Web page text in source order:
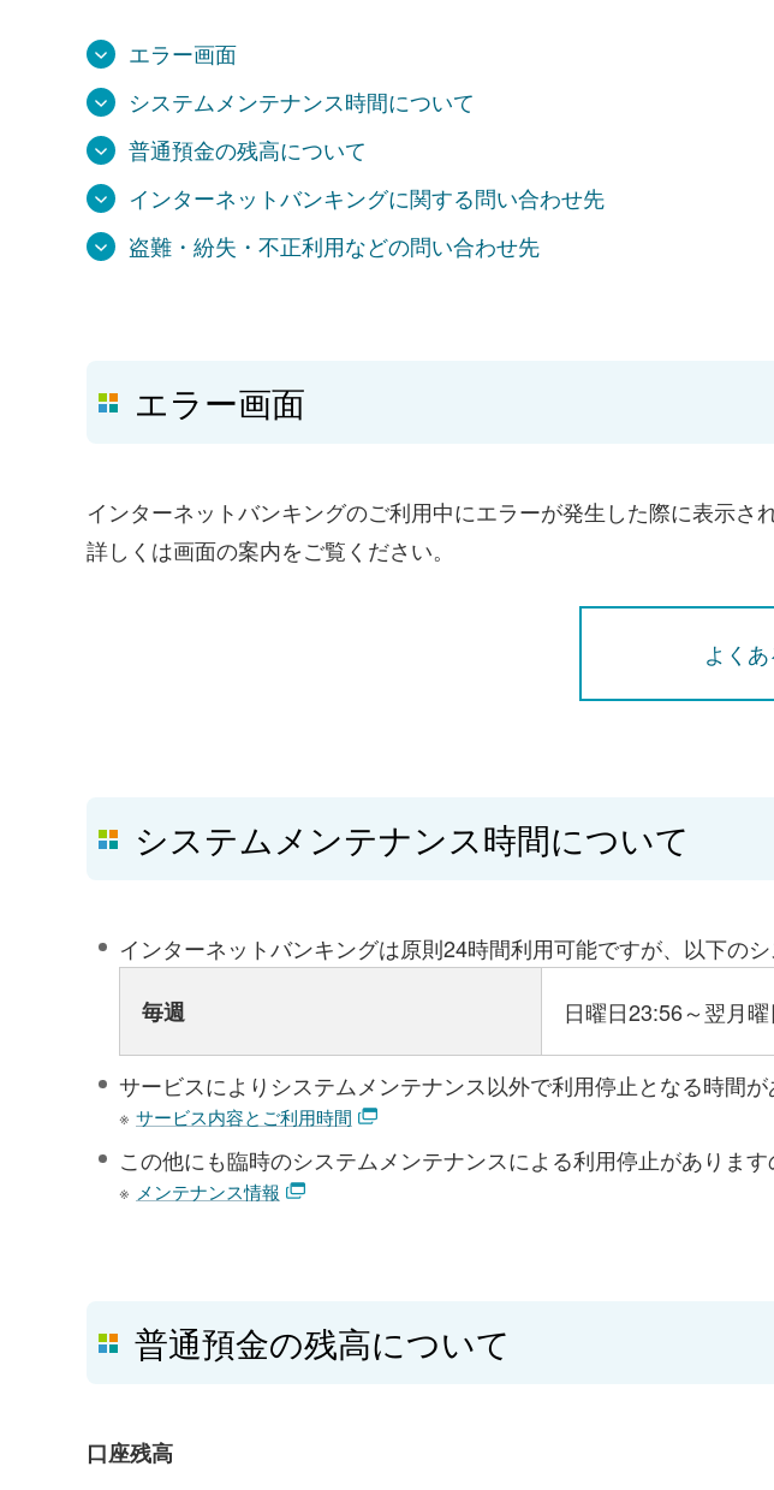
エラー画面
システムメンテナンス時間について
普通預金の残高について
インターネットバンキングに関する問い合わせ先
盗難・紛失・不正利用などの問い合わせ先
エラー画面
インターネットバンキングのご利用中にエラーが発生した際に表示さ
詳しくは画面の案内をご覧ください。
よく
システムメンテナンス時間について
インターネットバンキングは原則24時間利用可能ですが、以下の
毎週 日曜日23:56～翌月
サービスによりシステムメンテナンス以外で利用停止となる時間が
※ サービス内容とご利用時間
この他にも臨時のシステムメンテナンスによる利用停止があります
※ メンテナンス情報
普通預金の残高について
口座残高